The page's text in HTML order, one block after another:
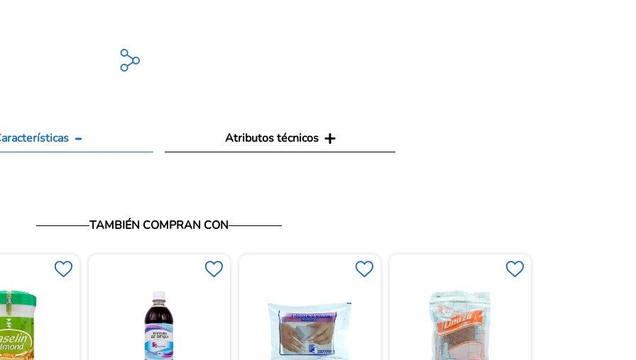
Atributos técnicos
TAMBIÉN COMPRAN CON